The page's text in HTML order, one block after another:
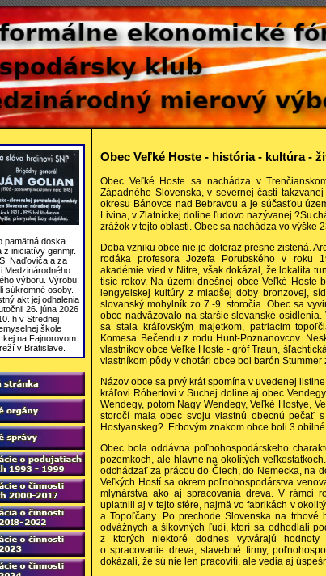
pamätná doska
z iniciatívy genmjr.
Naďoviča a za
Medzinárodného
výboru. Výrobu
súkromné osoby.
akt jej odhalenia
26. júna 2026
h v Strednej
škole
na Fajnorovom
v Bratislave.
Obec Veľké Hoste - história - kultúra -
Obec Veľké Hoste sa nachádza v
Západného Slovenska, v severnej časti
okresu Bánovce nad Bebravou a je súčasťou
Livina, v Zlatníckej doline ľudovo nazývanej
zrážok v tejto oblasti. Obec sa nachádza vo výške
Doba vzniku obce nie je doteraz presne zistená.
rodáka profesora Jozefa Porubského v roku
akadémie vied v Nitre, však dokázal, že lokalita
tisíc rokov. Na území dnešnej obce Veľké Hoste
lengyelskej kultúry z mladšej doby bronzovej,
slovanský mohylník zo 7.-9. storočia. Obec sa
obce nadväzovalo na staršie slovanské
sa stala kráľovským majetkom, patriacim
Komesa Bečendu z rodu Hunt-Poznanovcov.
vlastníkov obce Veľké Hoste - gróf Traun,
vlastníkom pôdy v chotári obce bol barón Stummer
Názov obce sa prvý krát spomína v uvedenej
kráľovi Róbertovi v Suchej doline aj obec
Wendegy, potom Nagy Wendegy, Veľké Hostye,
storočí mala obec svoju vlastnú obecnú pečať
Hostyanskeg?. Erbovým znakom obce boli 3
Obec bola oddávna poľnohospodárskeho
pozemkoch, ale hlavne na okolitých
odchádzať za prácou do Čiech, do Nemecka, na
Veľkých Hostí sa okrem poľnohospodárstva
mlynárstva ako aj spracovania dreva. V rámci
uplatnili aj v tejto sfére, najmä vo fabrikách v
a Topoľčany. Po prechode Slovenska na
odvážnych a šikovných ľudí, ktorí sa odhodlali
z ktorých niektoré dodnes vytvárajú
o spracovanie dreva, stavebné firmy,
dokázali, že sú nie len pracovití, ale vedia aj